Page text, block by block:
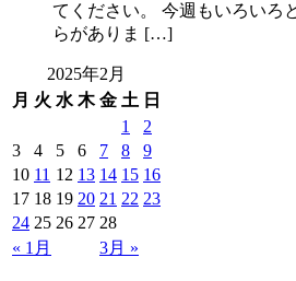
てください。 今週もいろいろ
らがありま […]
2025年2月
月 火 水 木 金 土 日
« 1月 3月 »
1
2
3
4 5 6 7 8
9
10 11 12 13 14 15 16
17 18 19 20 21 22 23
24 25 26 27 28